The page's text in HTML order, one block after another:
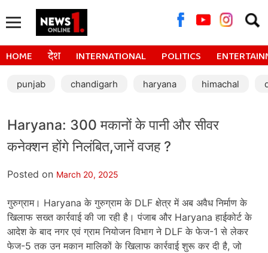
for:
HOME देश INTERNATIONAL POLITICS
punjab chandigarh haryana himachal
Haryana: 300 मकानों के पानी और सीवर
कनेक्शन होंगे निलंबित,जानें वजह ?
Posted on March 20, 2025
गुरुग्राम। Haryana के गुरुग्राम के DLF क्षेत्र में अब अवैध निर्माण के
खिलाफ सख्त कार्रवाई की जा रही है। पंजाब और Haryana हाईकोर्ट के
आदेश के बाद नगर एवं ग्राम नियोजन विभाग ने DLF के फेज-1 से लेकर
फेज-5 तक उन मकान मालिकों के खिलाफ कार्रवाई शुरू कर दी है, जो